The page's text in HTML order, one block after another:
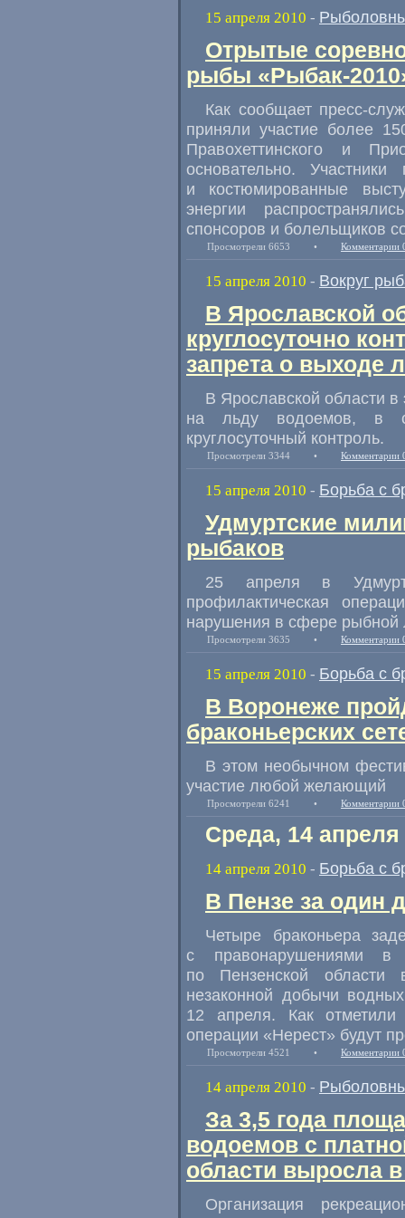
15 апреля 2010 -
Отрытые
рыбы «Рыбак-
Как сообщает пресс-
приняли участие более
Правохеттинского и
основательно.
и костюмированные
энергии
спонсоров и болельщиков
Просмотрели 6653 • Комментарии
15 апреля 2010 - Вокруг
В Ярославской
круглосуточно
запрета о выходе
В Ярославской области
на льду водоемов, в
круглосуточный контроль.
Просмотрели 3344 • Комментарии
15 апреля 2010 - Борьба с
Удмуртские
рыбаков
25 апреля в
профилактическая
нарушения в сфере рыбной
Просмотрели 3635 • Комментарии
15 апреля 2010 - Борьба с
В Воронеже
браконьерских
В этом необычном
участие любой желающий
Просмотрели 6241 • Комментарии
Среда, 14 апреля
14 апреля 2010 - Борьба с
В Пензе за один
Четыре браконьера
с правонарушениями в
по Пензенской
незаконной добычи
12 апреля. Как
операции «Нерест» будут
Просмотрели 4521 • Комментарии
14 апреля 2010 -
За 3,5 года
водоемов с
области выросла в
Организация